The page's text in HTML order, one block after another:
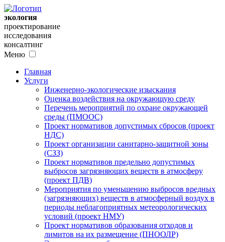
экология
проектирование
исследования
консалтинг
Меню
Главная
Услуги
Инженерно-экологические изыскания
Оценка воздействия на окружающую среду
Перечень мероприятий по охране окружающей
среды (ПМООС)
Проект нормативов допустимых сбросов (проект
НДС)
Проект организации санитарно-защитной зоны
(СЗЗ)
Проект нормативов предельно допустимых
выбросов загрязняющих веществ в атмосферу
(проект ПДВ)
Мероприятия по уменьшению выбросов вредных
(загрязняющих) веществ в атмосферный воздух в
периоды неблагоприятных метеорологических
условий (проект НМУ)
Проект нормативов образования отходов и
лимитов на их размещение (ПНООЛР)